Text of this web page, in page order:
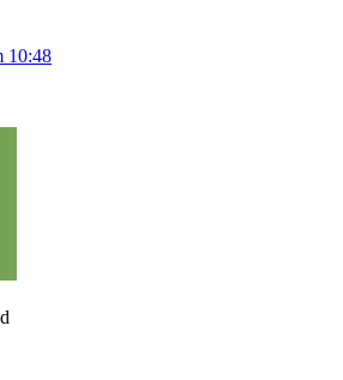
10:48